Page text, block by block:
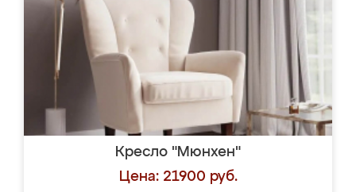
Кресло "Мюнхен"
Цена: 21900 руб.